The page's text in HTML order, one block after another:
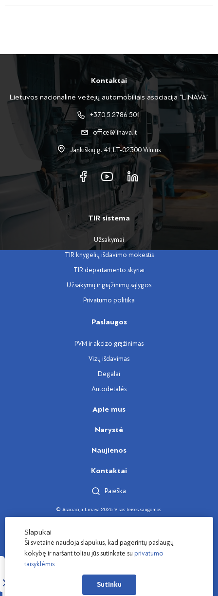
Kontaktai
Lietuvos nacionalinė vežėjų automobiliais asociacija "LINAVA"
+370 5 2786 501
office@linava.lt
Jankiškių g. 41 LT-02300 Vilnius
TIR sistema
Užsakymai
TIR knygelių išdavimo mokestis
TIR departamento skyriai
Užsakymų ir grąžinimų sąlygos
Privatumo politika
Paslaugos
PVM ir akcizo grąžinimas
Vizų išdavimas
Degalai
Autodetalės
Apie mus
Narystė
Naujienos
Kontaktai
Paieška
© Asociacija Linava 2026 Visos teisės saugomos.
Slapukai
Ši svetainė naudoja slapukus, kad pagerintų paslaugų
kokybę ir naršant toliau jūs sutinkate su privatumo
taisyklėmis
Sutinku